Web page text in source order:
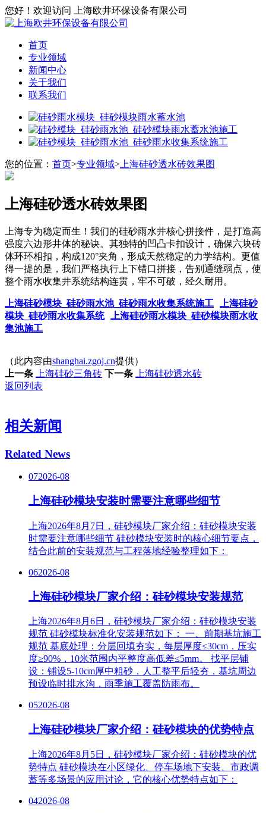
您好！欢迎访问 上海欧井环保设备有限公司
首页
专业领域
新闻中心
关于我们
联系我们
您的位置： 首页>专业领域> 上海硅砂透水砖效果图
上海硅砂透水砖效果图
上海专为稳定而生！我们的硅砂雨水井核心拼接件，是打造高
强度六边形井体的秘诀。其独特的凹凸卡扣设计，确保六块砖
体环环相扣，构成120°夹角，形成天然稳定的力学结构。更值
得一提的是，我们严格执行上下错口拼接，告别通缝弱点，使
整个雨水收集井系统结构连贯，牢不可破，经久耐用。
上海硅砂模块_硅砂雨水池_硅砂雨水收集系统施工
上海硅砂
模块_硅砂雨水收集系统
上海硅砂雨水模块_硅砂模块雨水收
集池施工
（此内容由shanghai.zgoj.cn提供）
上一条
上海硅砂三角砖 下一条
上海硅砂透水砖
返回列表
相关新闻
Related News
072026-08
上海硅砂模块安装时需要注意哪些细节
上海2026年8月7日，硅砂模块厂家介绍：硅砂模块安装
时需要注意哪些细节 硅砂模块安装时的核心细节要点，
结合此前的安装规范与工程落地经验整理如下：
062026-08
上海硅砂模块厂家介绍：硅砂模块安装规范
上海2026年8月6日，硅砂模块厂家介绍：硅砂模块安装
规范 硅砂模块标准化安装规范如下： 一、前期基坑施工
规范 基底处理‌：分层回填夯实，每层厚度≤30cm，压实
度≥90%，10米范围内平整度高低差≤5mm。 找平层铺
设‌：铺设5-10cm厚中粗砂，人工整平后轻夯，基坑周边
预设临时排水沟，雨季施工覆盖防雨布。
052026-08
上海硅砂模块厂家介绍：硅砂模块的优势特点
上海2026年8月5日，硅砂模块厂家介绍：硅砂模块的优
势特点 硅砂模块在小区绿化、停车场地下安装、市政调
蓄等多场景的应用讨论，它的核心优势特点如下：
042026-08